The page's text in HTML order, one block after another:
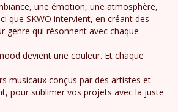
une émotion, une atmosphère,
que SKWO intervient, en créant des
genre qui résonnent avec chaque
devient une couleur. Et chaque
musicaux conçus par des artistes et
pour sublimer vos projets avec la juste